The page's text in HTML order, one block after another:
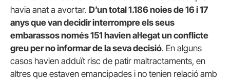
havia anat a avortar. D’untotal1.186 noies de16 i17
anysque van decidirinterrompreels seus
embarassosnomés151 havienal·legatun conflicte
greupernoinformar de la sevadecisió. En alguns
casos havien adduït risc de patir maltractaments, en
altres que estaven emancipades i no tenien relació amb